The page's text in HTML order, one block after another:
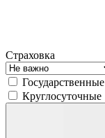
Страховка
Государственные
Круглосуточные